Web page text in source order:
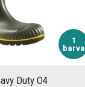
1
barva
Duty O4